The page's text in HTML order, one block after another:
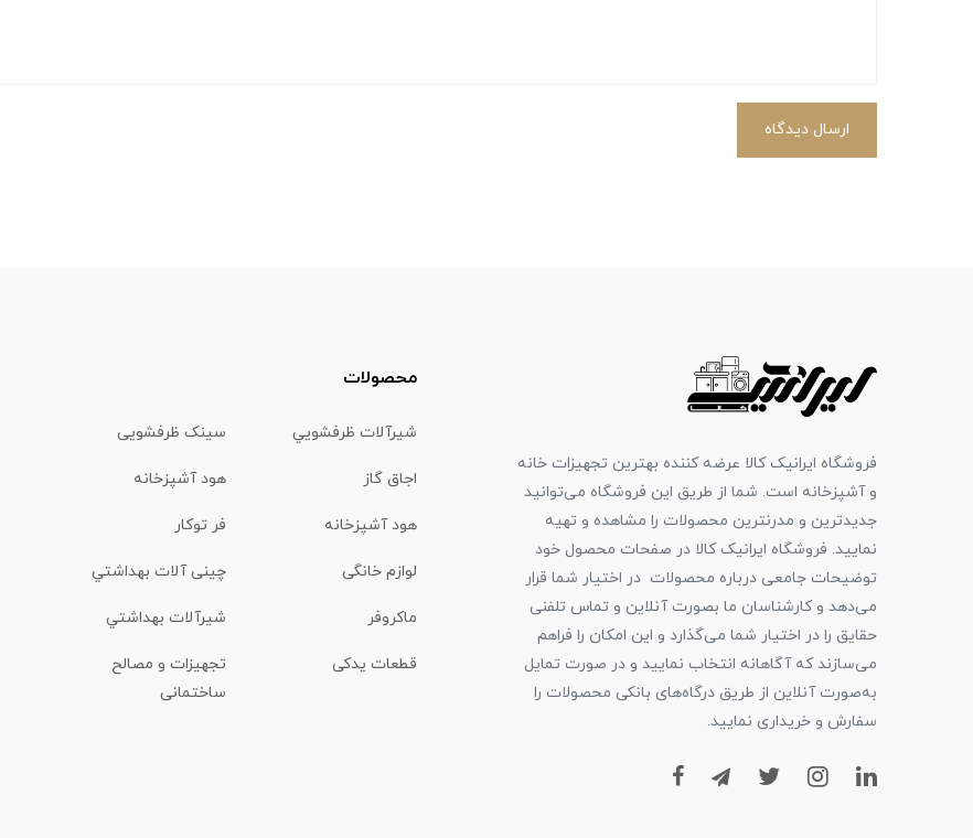
ارسال دیدگاه
فروشگاه ایرانیک کالا عرضه کننده بهترین تجهیزات خانه
و آشپزخانه است. شما از طریق این فروشگاه می‌توانید
جدیدترین و مدرنترین محصولات را مشاهده و تهیه
نمایید. فروشگاه ایرانیک کالا در صفحات محصول خود
توضیحات جامعی درباره محصولات در اختیار شما قرار
می‌دهد و کارشناسان ما بصورت آنلاین و تماس تلفنی
حقایق را در اختیار شما می‌گذارد و این امکان را فراهم
می‌سازند که آگاهانه انتخاب نمایید و در صورت تمایل
به‌صورت آنلاین از طریق درگاه‌های بانکی محصولات را
سفارش و خریداری نمایید.
محصولات
شیرآلات ظرفشويي سینک ظرفشویی
اجاق گاز هود آشپزخانه
هود آشپزخانه فر توکار
لوازم خانگی چینی آلات بهداشتي
ماكروفر شیرآلات بهداشتي
قطعات یدکی
تجهیزات و مصالح
ساختمانی